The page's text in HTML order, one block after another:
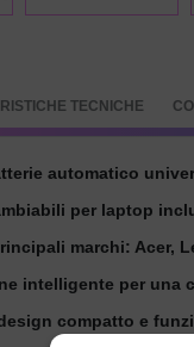
TECNICHE
automatico
per laptop
marchi: Acer,
intelligente per una
compatto e